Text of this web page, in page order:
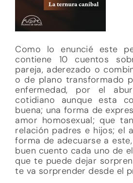
Como lo enuncié este
contiene 10 cuentos
pareja, aderezado o
o de plano transformado
enfermedad, por el
cotidiano aunque esta
buena; una forma de
amor homosexual; que
relación padres e hijos; el
forma de adecuarse a
buen cuento cada uno de
que te puede dejar
te va sorprender desde el